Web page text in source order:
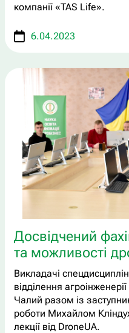
компанії «TAS Life».
6.04.2023
Досвідчений
та можливості
Викладачі
відділення
Чалий разом із
роботи Михайлом
лекції від DroneUA.